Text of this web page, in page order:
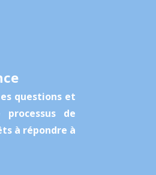
questions et
de
à répondre à